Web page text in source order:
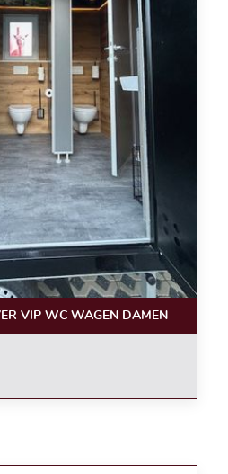
VIP WC WAGEN DAMEN